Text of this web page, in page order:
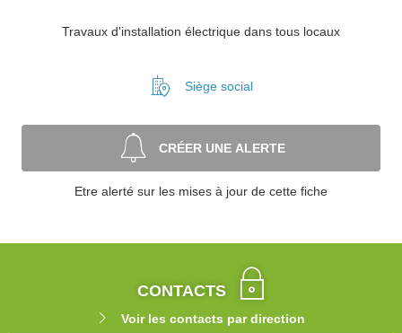
Travaux d'installation électrique dans tous locaux
Siège social
CRÉER UNE ALERTE
Etre alerté sur les mises à jour de cette fiche
CONTACTS
Voir les contacts par direction